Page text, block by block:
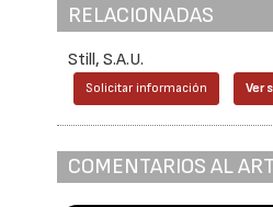
RELACIONADAS
Still, S.A.U.
Solicitar información Ver
COMENTARIOS AL